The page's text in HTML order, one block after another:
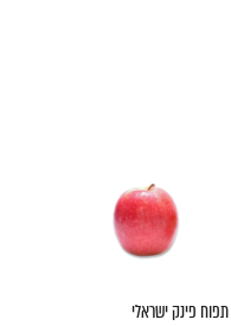
תפוח פינק ישראלי